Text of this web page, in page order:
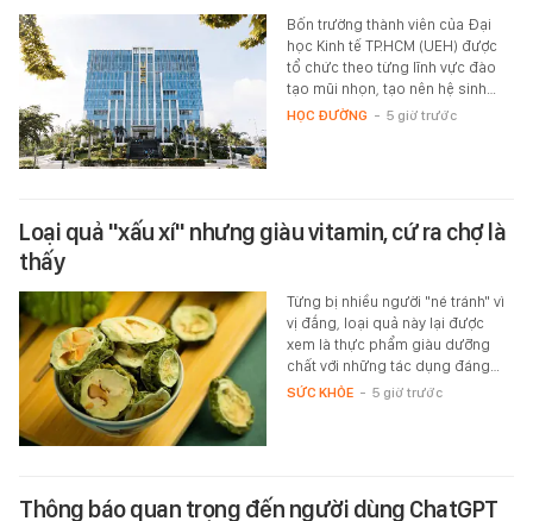
Bốn trường thành viên của Đại
học Kinh tế TP.HCM (UEH) được
tổ chức theo từng lĩnh vực đào
tạo mũi nhọn, tạo nên hệ sinh…
HỌC ĐƯỜNG - 5 giờ trước
Loại quả "xấu xí" nhưng giàu vitamin, cứ ra chợ là
thấy
Từng bị nhiều người "né tránh" vì
vị đắng, loại quả này lại được
xem là thực phẩm giàu dưỡng
chất với những tác dụng đáng…
SỨC KHỎE - 5 giờ trước
Thông báo quan trọng đến người dùng ChatGPT